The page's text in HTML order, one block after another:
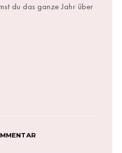
du das ganze Jahr über